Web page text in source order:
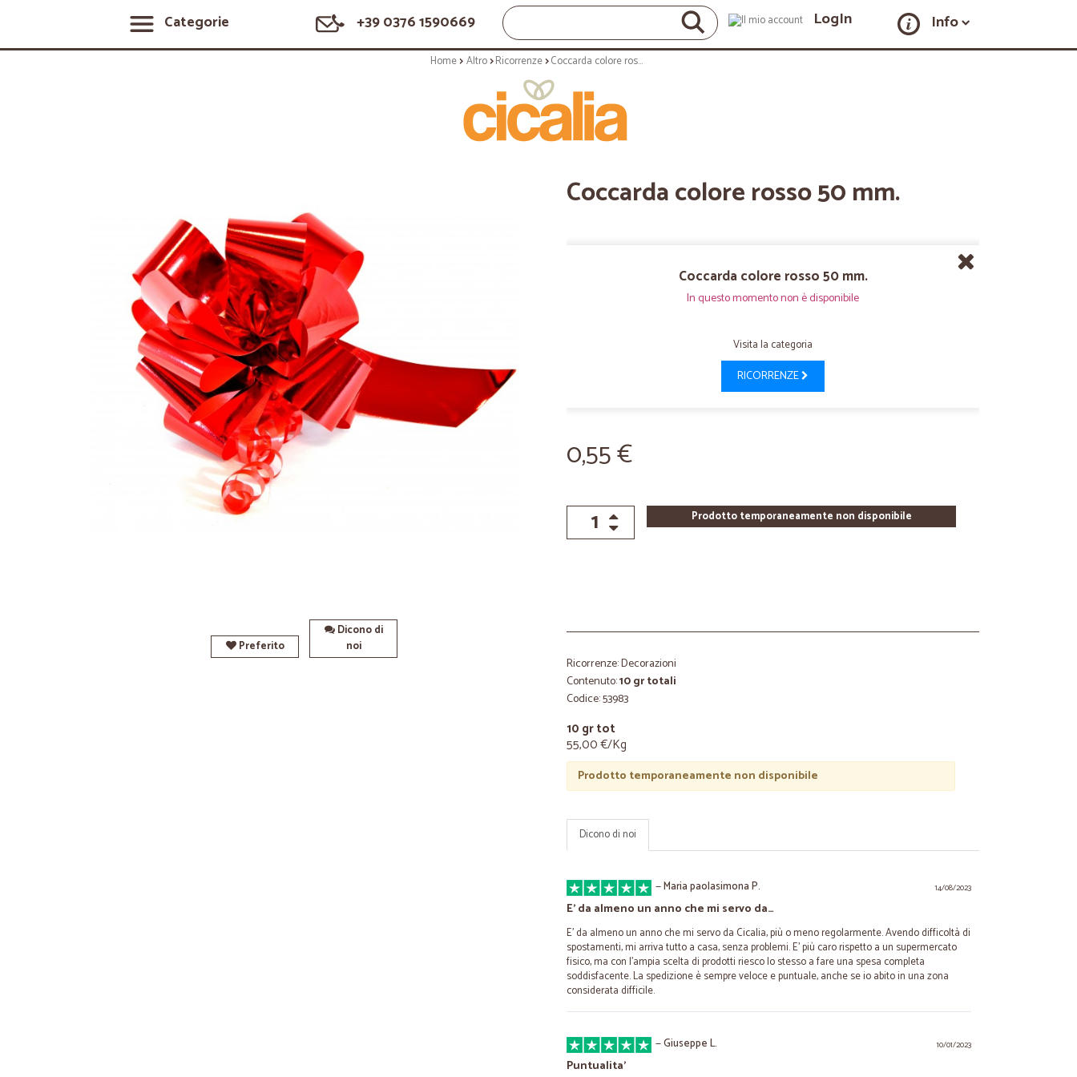
Categorie +39 0376 1590669 LogIn Info
Home Altro Ricorrenze Coccarda colore rosso 50 mm.
Preferito
Dicono di
noi
Coccarda colore rosso 50 mm.
Coccarda colore rosso 50 mm.
In questo momento non è disponibile
Visita la categoria
RICORRENZE
0,55 €
Prodotto temporaneamente non disponibile
Ricorrenze: Decorazioni
Contenuto:10 gr totali
Codice: 53983
10 gr tot
55,00 €/Kg
Prodotto temporaneamente non disponibile
Dicono di noi
14/08/2023
—Maria paolasimona P.
E' da almeno un anno che mi servo da…
E' da almeno un anno che mi servo da Cicalia, più o meno regolarmente. Avendo difficoltà di
spostamenti, mi arriva tutto a casa, senza problemi. E' più caro rispetto a un supermercato
fisico, ma con l'ampia scelta di prodotti riesco lo stesso a fare una spesa completa
soddisfacente. La spedizione è sempre veloce e puntuale, anche se io abito in una zona
considerata difficile.
10/01/2023
—Giuseppe L.
Puntualita'